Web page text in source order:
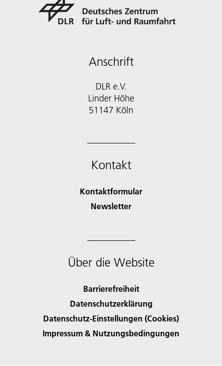
Anschrift
DLR e.V.
Linder Höhe
51147 Köln
Kontakt
Kontaktformular
Newsletter
Über die Website
Barrierefreiheit
Datenschutzerklärung
Datenschutz-Einstellungen (Cookies)
Impressum & Nutzungsbedingungen